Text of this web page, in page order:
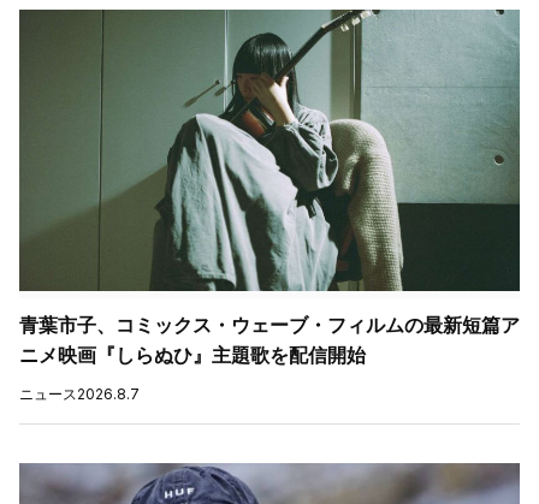
青葉市子、コミックス・ウェーブ・フィルムの最新短篇ア
ニメ映画『しらぬひ』主題歌を配信開始
ニュース2026.8.7